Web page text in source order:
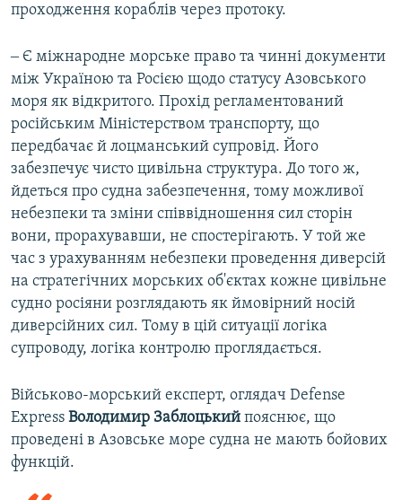
проходження кораблів через протоку.
‒ Є міжнародне морське право та чинні документи
між Україною та Росією щодо статусу Азовського
моря як відкритого. Прохід регламентований
російським Міністерством транспорту, що
передбачає й лоцманський супровід. Його
забезпечує чисто цивільна структура. До того ж,
йдеться про судна забезпечення, тому можливої
небезпеки та зміни співвідношення сил сторін
вони, прорахувавши, не спостерігають. У той же
час з урахуванням небезпеки проведення диверсій
на стратегічних морських об'єктах кожне цивільне
судно росіяни розглядають як ймовірний носій
диверсійних сил. Тому в цій ситуації логіка
супроводу, логіка контролю проглядається.
Військово-морський експерт, оглядач Defense
Express Володимир Заблоцький пояснює, що
проведені в Азовське море судна не мають бойових
функцій.